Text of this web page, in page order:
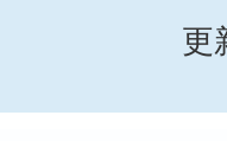
更